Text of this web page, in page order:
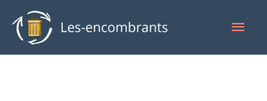
contenu